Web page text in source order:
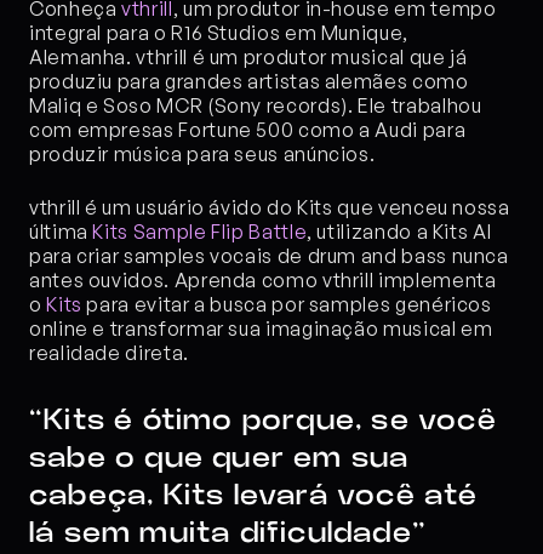
Conheça vthrill, um produtor in-house em tempo
integral para o R16 Studios em Munique,
Alemanha. vthrill é um produtor musical que já
produziu para grandes artistas alemães como
Maliq e Soso MCR (Sony records). Ele trabalhou
com empresas Fortune 500 como a Audi para
produzir música para seus anúncios.
vthrill é um usuário ávido do Kits que venceu nossa
última Kits Sample Flip Battle, utilizando a Kits AI
para criar samples vocais de drum and bass nunca
antes ouvidos. Aprenda como vthrill implementa
o Kits para evitar a busca por samples genéricos
online e transformar sua imaginação musical em
realidade direta.
“Kits é ótimo porque, se você
sabe o que quer em sua
cabeça, Kits levará você até
lá sem muita dificuldade”